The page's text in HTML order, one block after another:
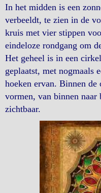
In het midden is een
verbeeldt, te zien in de
kruis met vier stippen
eindeloze rondgang om
Het geheel is in een
geplaatst, met nogmaals
hoeken ervan. Binnen
vormen, van binnen naar
zichtbaar.